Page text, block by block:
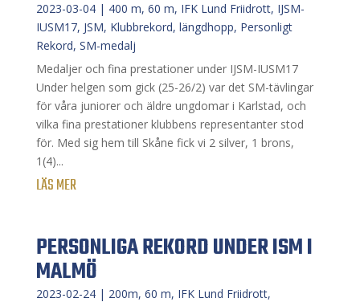
2023-03-04| 400 m, 60 m, IFK Lund Friidrott, IJSM-
IUSM17, JSM, Klubbrekord, längdhopp, Personligt
Rekord, SM-medalj
Medaljer och fina prestationer under IJSM-IUSM17
Under helgen som gick (25-26/2) var det SM-tävlingar
för våra juniorer och äldre ungdomar i Karlstad, och
vilka fina prestationer klubbens representanter stod
för. Med sig hem till Skåne fick vi 2 silver, 1 brons,
1(4)...
LÄS MER
PERSONLIGA REKORD UNDER ISM I
MALMÖ⁣
2023-02-24| 200m, 60 m, IFK Lund Friidrott,